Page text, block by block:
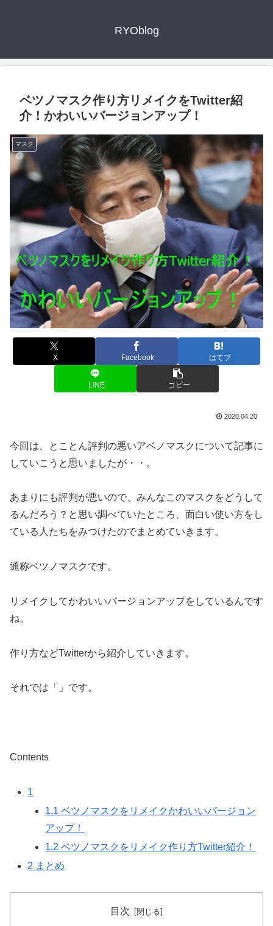
RYOblog
ベツノマスク作り方リメイクをTwitter紹
介！かわいいバージョンアップ！
マスク
X Facebook はてブ
LINE コピー
2020.04.20
今回は、とことん評判の悪いアベノマスクについて記事に
していこうと思いましたが・・。
あまりにも評判が悪いので、みんなこのマスクをどうして
るんだろう？と思い調べていたところ、面白い使い方をし
ている人たちをみつけたのでまとめていきます。
通称ベツノマスクです。
リメイクしてかわいいバージョンアップをしているんです
ね。
作り方などTwitterから紹介していきます。
それでは「」です。
Contents
1
1.1 ベツノマスクをリメイクかわいいバージョン
アップ！
1.2 ベツノマスクをリメイク作り方Twitter紹介！
2 まとめ
目次